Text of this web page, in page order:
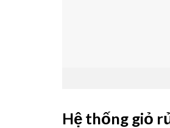
Hệ thống giỏ